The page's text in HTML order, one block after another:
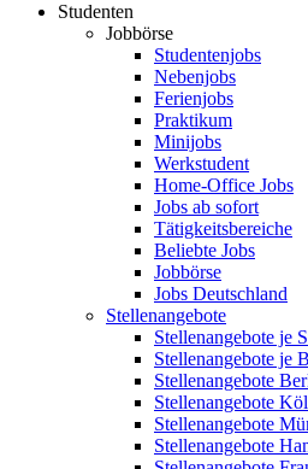
Studenten
Jobbörse
Studentenjobs
Nebenjobs
Ferienjobs
Praktikum
Minijobs
Werkstudent
Home-Office Jobs
Jobs ab sofort
Tätigkeitsbereiche
Beliebte Jobs
Jobbörse
Jobs Deutschland
Stellenangebote
Stellenangebote je
Stellenangebote je
Stellenangebote
Stellenangebote
Stellenangebote
Stellenangebote